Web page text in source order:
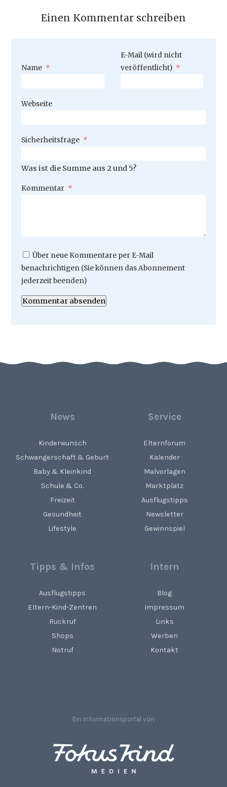
Einen Kommentar schreiben
Pflichtfeld
Name *
Pflichtfeld
E-Mail (wird nicht
veröffentlicht) *
Webseite
Pflichtfeld
Sicherheitsfrage *
Was ist die Summe aus 2 und 5?
Pflichtfeld
Kommentar *
Über neue Kommentare per E-Mail
benachrichtigen (Sie können das Abonnement
jederzeit beenden)
Kommentar absenden
News
Kinderwunsch
Schwangerschaft & Geburt
Baby & Kleinkind
Schule & Co.
Freizeit
Gesundheit
Lifestyle
Service
Elternforum
Kalender
Malvorlagen
Marktplatz
Ausflugstipps
Newsletter
Gewinnspiel
Tipps & Infos
Ausflugstipps
Eltern-Kind-Zentren
Rückruf
Shops
Notruf
Intern
Blog
Impressum
Links
Werben
Kontakt
Ein Informationsportal von